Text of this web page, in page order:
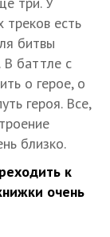
есть
битвы
В баттле с
о герое, о
героя. Все,
близко.
к
очень